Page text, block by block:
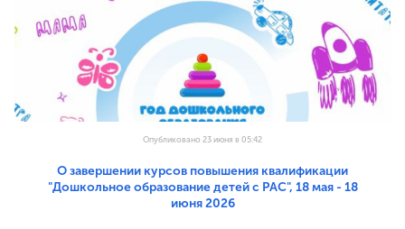
Опубликовано 23 июня в 05:42
О завершении курсов повышения квалификации
"Дошкольное образование детей с РАС", 18 мая - 18
июня 2026